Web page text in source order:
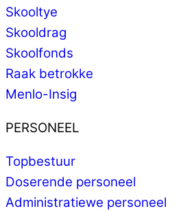
Skooltye
Skooldrag
Skoolfonds
Raak betrokke
Menlo-Insig
PERSONEEL
Topbestuur
Doserende personeel
Administratiewe personeel